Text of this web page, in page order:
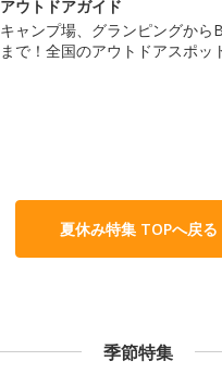
アウトドアガイド
キャンプ場、グランピングから
まで！全国のアウトドアスポッ
夏休み特集 TOPへ戻る
季節特集